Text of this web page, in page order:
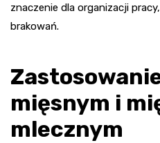
znaczenie dla organizacji
brakowań.
mięsnym i
mlecznym